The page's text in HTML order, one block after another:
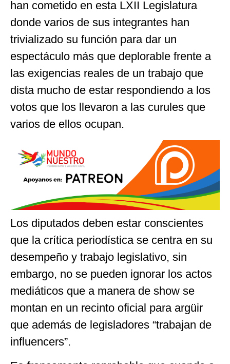
han cometido en esta LXII Legislatura
donde varios de sus integrantes han
trivializado su función para dar un
espectáculo más que deplorable frente a
las exigencias reales de un trabajo que
dista mucho de estar respondiendo a los
votos que los llevaron a las curules que
varios de ellos ocupan.
Los diputados deben estar conscientes
que la crítica periodística se centra en su
desempeño y trabajo legislativo, sin
embargo, no se pueden ignorar los actos
mediáticos que a manera de show se
montan en un recinto oficial para argüir
que además de legisladores “trabajan de
influencers”.